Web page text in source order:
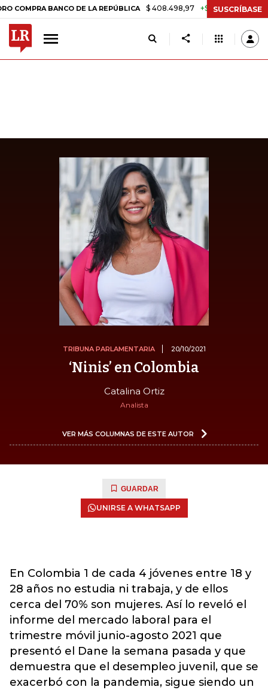
BANCO DE LA REPÚBLICA $ 408.498,97 +$ 8.753,81 +2,19%
SUSCRÍBASE
TRIBUNA PARLAMENTARIA 20/10/2021
‘Ninis’ en Colombia
Catalina Ortiz
Analista
VER MÁS COLUMNAS DE ESTE AUTOR
GUARDAR
UNIRSE A WHATSAPP
En Colombia 1 de cada 4 jóvenes entre 18 y
28 años no estudia ni trabaja, y de ellos
cerca del 70% son mujeres. Así lo reveló el
informe del mercado laboral para el
trimestre móvil junio-agosto 2021 que
presentó el Dane la semana pasada y que
demuestra que el desempleo juvenil, que se
exacerbó con la pandemia, sigue siendo un